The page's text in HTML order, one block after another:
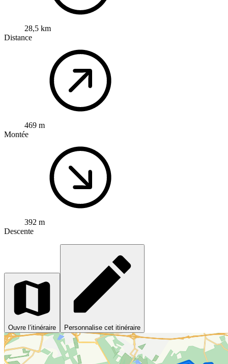
28,5 km
Distance
469 m
Montée
392 m
Descente
Ouvre l’itinéraire Personnalise cet itinéraire